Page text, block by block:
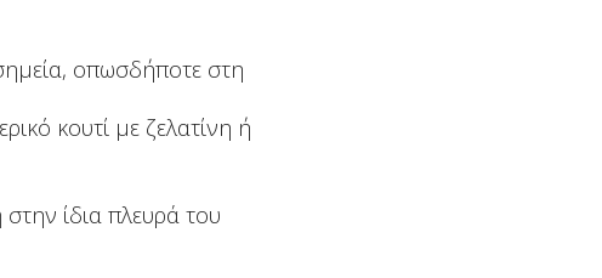
οπωσδήποτε στη
κουτί με ζελατίνη ή
ίδια πλευρά του